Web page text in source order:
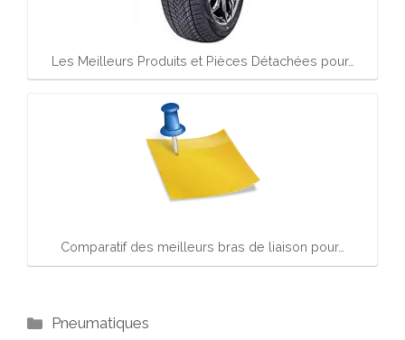
Les Meilleurs Produits et Pièces Détachées pour…
Comparatif des meilleurs bras de liaison pour…
Catégories
Pneumatiques